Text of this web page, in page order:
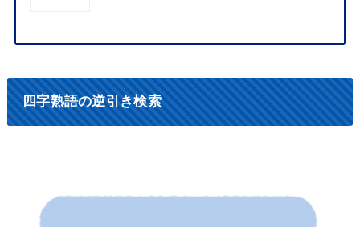
四字熟語の逆引き検索